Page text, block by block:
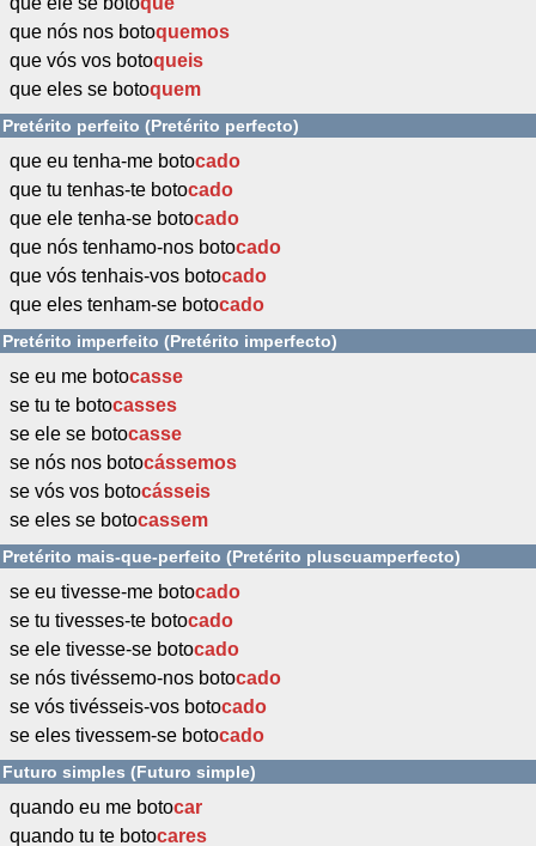
que nós nos botoquemos
que vós vos botoqueis
que eles se botoquem
Pretérito perfeito (Pretérito perfecto)
que eu tenha-me botocado
que tu tenhas-te botocado
que ele tenha-se botocado
que nós tenhamo-nos botocado
que vós tenhais-vos botocado
que eles tenham-se botocado
Pretérito imperfeito (Pretérito imperfecto)
se eu me botocasse
se tu te botocasses
se ele se botocasse
se nós nos botocássemos
se vós vos botocásseis
se eles se botocassem
Pretérito mais-que-perfeito (Pretérito pluscuamperfecto)
se eu tivesse-me botocado
se tu tivesses-te botocado
se ele tivesse-se botocado
se nós tivéssemo-nos botocado
se vós tivésseis-vos botocado
se eles tivessem-se botocado
Futuro simples (Futuro simple)
quando eu me botocar
quando tu te botocares